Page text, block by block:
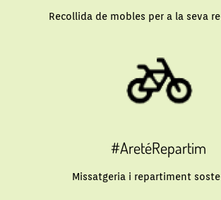
Recollida de mobles per a la seva
#AretéRepartim
Missatgeria i repartiment